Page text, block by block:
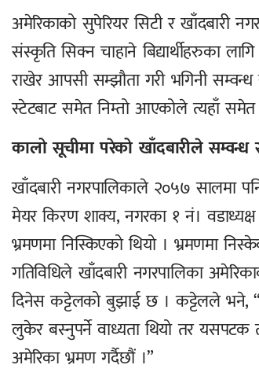
अमेरिकाको सुपेरियर सिटी र खाँदबारी
संस्कृति सिक्न चाहाने बिद्यार्थीहरुका
राखेर आपसी सम्झौता गरी भगिनी सम्वन्ध
स्टेटबाट समेत निम्तो आएकोले त्यहाँ
कालो सूचीमा परेको खाँदबारीले सम्वन्ध
खाँदबारी नगरपालिकाले २०५७ सालमा
मेयर किरण शाक्य, नगरका १ नं। वडाध्यक्ष
भ्रमणमा निस्किएको थियो । भ्रमणमा
गतिविधिले खाँदबारी नगरपालिका
दिनेस कट्टेलको बुझाई छ । कट्टेलले भने,
लुकेर बस्नुपर्ने वाध्यता थियो तर यसपटक
अमेरिका भ्रमण गर्दैछौं ।”